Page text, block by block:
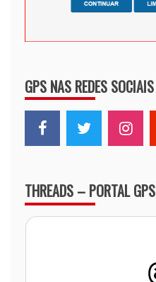
GPS NAS REDES SOCIAIS
THREADS – PORTAL GPS